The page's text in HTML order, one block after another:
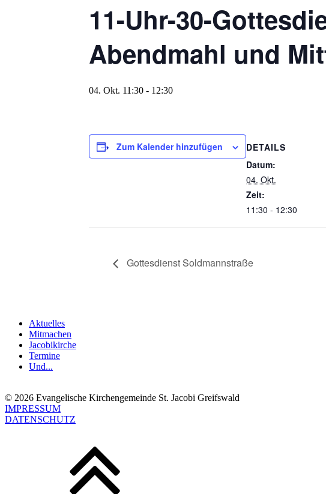
11-Uhr-30-
Abendmahl und
04. Okt. 11:30 - 12:30
Zum Kalender hinzufügen
DETAILS
Datum:
04. Okt.
Zeit:
11:30 - 12:30
Gottesdienst Soldmannstraße
Aktuelles
Mitmachen
Jacobikirche
Termine
Und...
© 2026 Evangelische Kirchengemeinde St. Jacobi Greifswald
IMPRESSUM
DATENSCHUTZ